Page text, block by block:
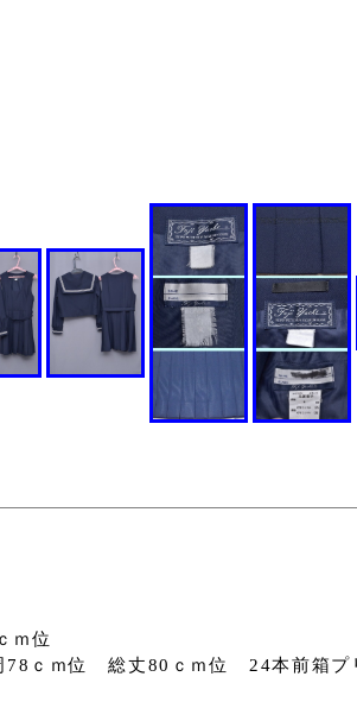
ｍ位
78ｃｍ位 総丈80ｃｍ位 24本前箱プ